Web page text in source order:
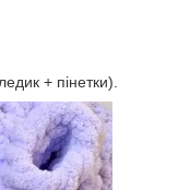
+ пінетки).